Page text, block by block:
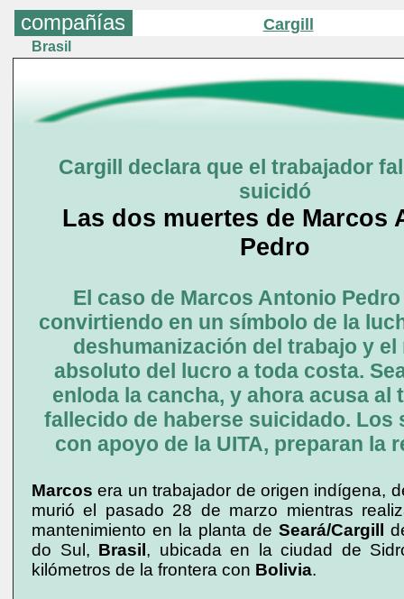
compañías Cargill
Brasil
Cargill declara que el trabajador
suicidó
Las dos muertes de Marcos
Pedro
El caso de Marcos Antonio
convirtiendo en un símbolo de la
deshumanización del trabajo y el
absoluto del lucro a toda costa.
enloda la cancha, y ahora acusa al
fallecido de haberse suicidado. Los
con apoyo de la UITA, preparan la
Marcos era un trabajador de origen indígena,
murió el pasado 28 de marzo mientras
mantenimiento en la planta de Seará/Cargill
do Sul, Brasil , ubicada en la ciudad de
kilómetros de la frontera con Bolivia.